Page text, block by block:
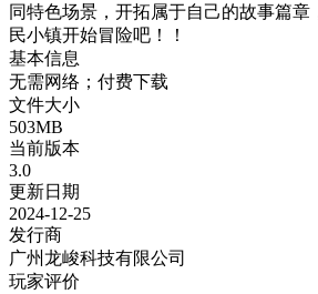
同特色场景，开拓属于自己的故事篇章
民小镇开始冒险吧！！
基本信息
无需网络；付费下载
文件大小
503MB
当前版本
3.0
更新日期
2024-12-25
发行商
广州龙峻科技有限公司
玩家评价